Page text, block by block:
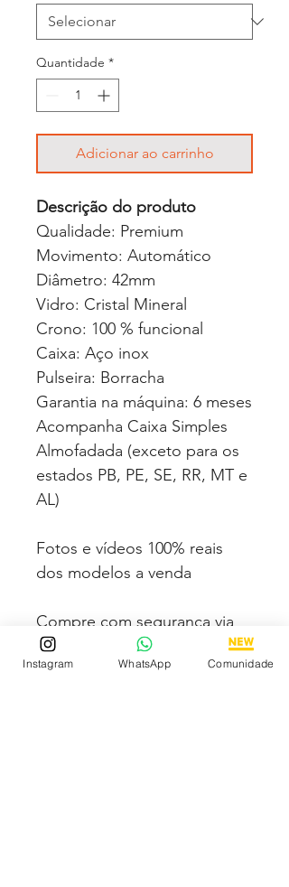
Quantidade *
Adicionar ao carrinho
Descrição do produto
Qualidade: Premium
Movimento: Automático
Diâmetro: 42mm
Vidro: Cristal Mineral
Crono: 100 % funcional
Caixa: Aço inox
Pulseira: Borracha
Garantia na máquina: 6 meses
Acompanha Caixa Simples
Almofadada (exceto para os
estados PB, PE, SE, RR, MT e
AL)
Fotos e vídeos 100% reais
dos modelos a venda
Compre com segurança via
PAGSEGURO podendo
parcelar em até 12x no cartão
Instagram WhatsApp Comunidade